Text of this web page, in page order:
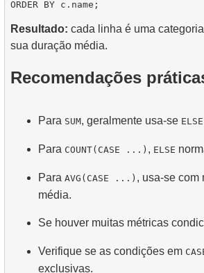
Resultado: cada linha é uma
sua duração média.
Recomendações
Para SUM, geralmente usa-se
Para COUNT(CASE ...) , ELSE
Para AVG(CASE ...) , usa-se com
média.
Se houver muitas métricas
Verifique se as condições em
exclusivas.